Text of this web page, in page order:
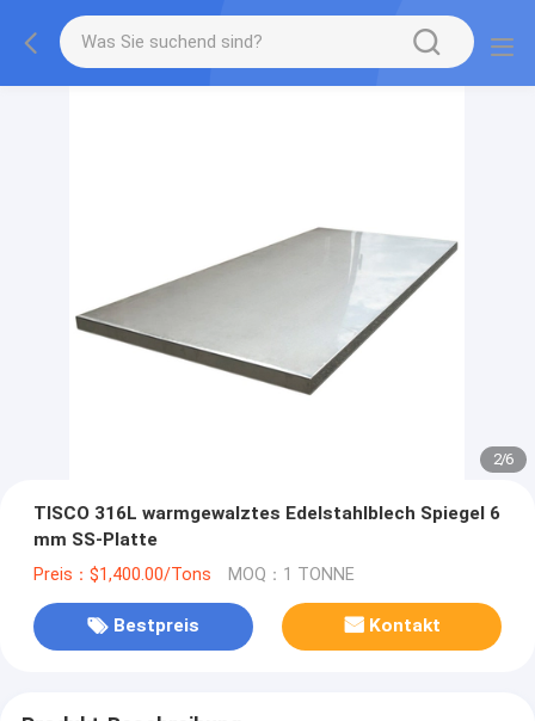
2/6
TISCO 316L warmgewalztes Edelstahlblech Spiegel 6
mm SS-Platte
Preis：$1,400.00/Tons MOQ：1 TONNE
Bestpreis Kontakt